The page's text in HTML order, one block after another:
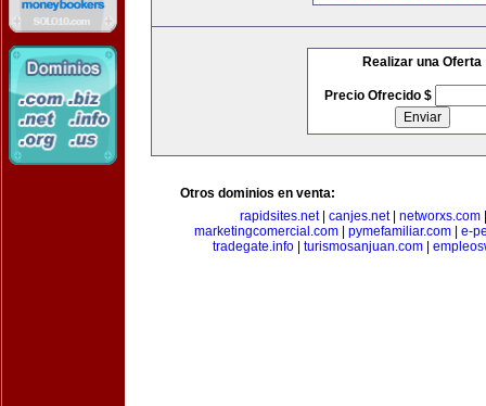
Realizar una Oferta
Precio Ofrecido $
Otros dominios en venta:
rapidsites.net| canjes.net| networxs.com
marketingcomercial.com| pymefamiliar.com| e-
tradegate.info| turismosanjuan.com|